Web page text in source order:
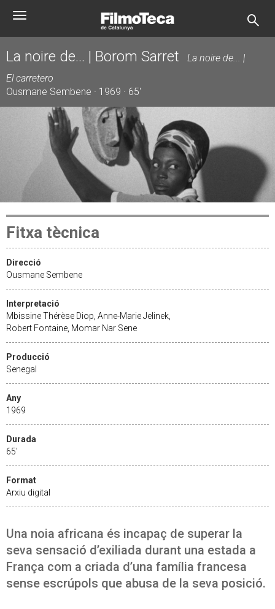
Toggle
La noire de... | Borom Sarret
La noire de... |
El carretero
Ousmane Sembene · 1969 · 65'
Fitxa tècnica
Direcció
Ousmane Sembene
Interpretació
Mbissine Thérèse Diop, Anne-Marie Jelinek,
Robert Fontaine, Momar Nar Sene
Producció
Senegal
Any
1969
Durada
65'
Format
Arxiu digital
Una noia africana és incapaç de superar la
seva sensació d’exiliada durant una estada a
França com a criada d’una família francesa
sense escrúpols que abusa de la seva posició.